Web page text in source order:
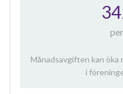
Månadsavgiften kan öka
i